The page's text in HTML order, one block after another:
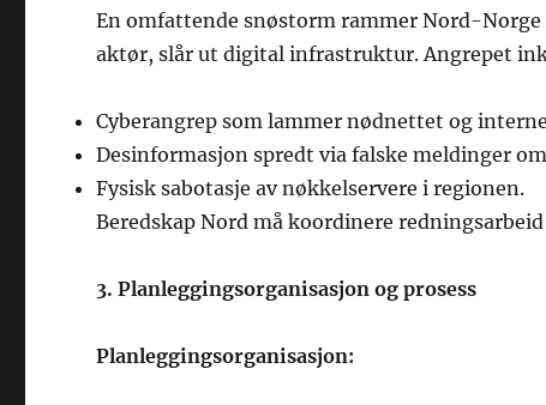
En omfattende snøstorm rammer Nord-
aktør, slår ut digital infrastruktur. Angrepet
Cyberangrep som lammer nødnettet og
Desinformasjon spredt via falske meldinger
Fysisk sabotasje av nøkkelservere i regionen.
Beredskap Nord må koordinere
3. Planleggingsorganisasjon og prosess
Planleggingsorganisasjon: